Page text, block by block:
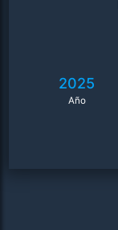
2025
Año